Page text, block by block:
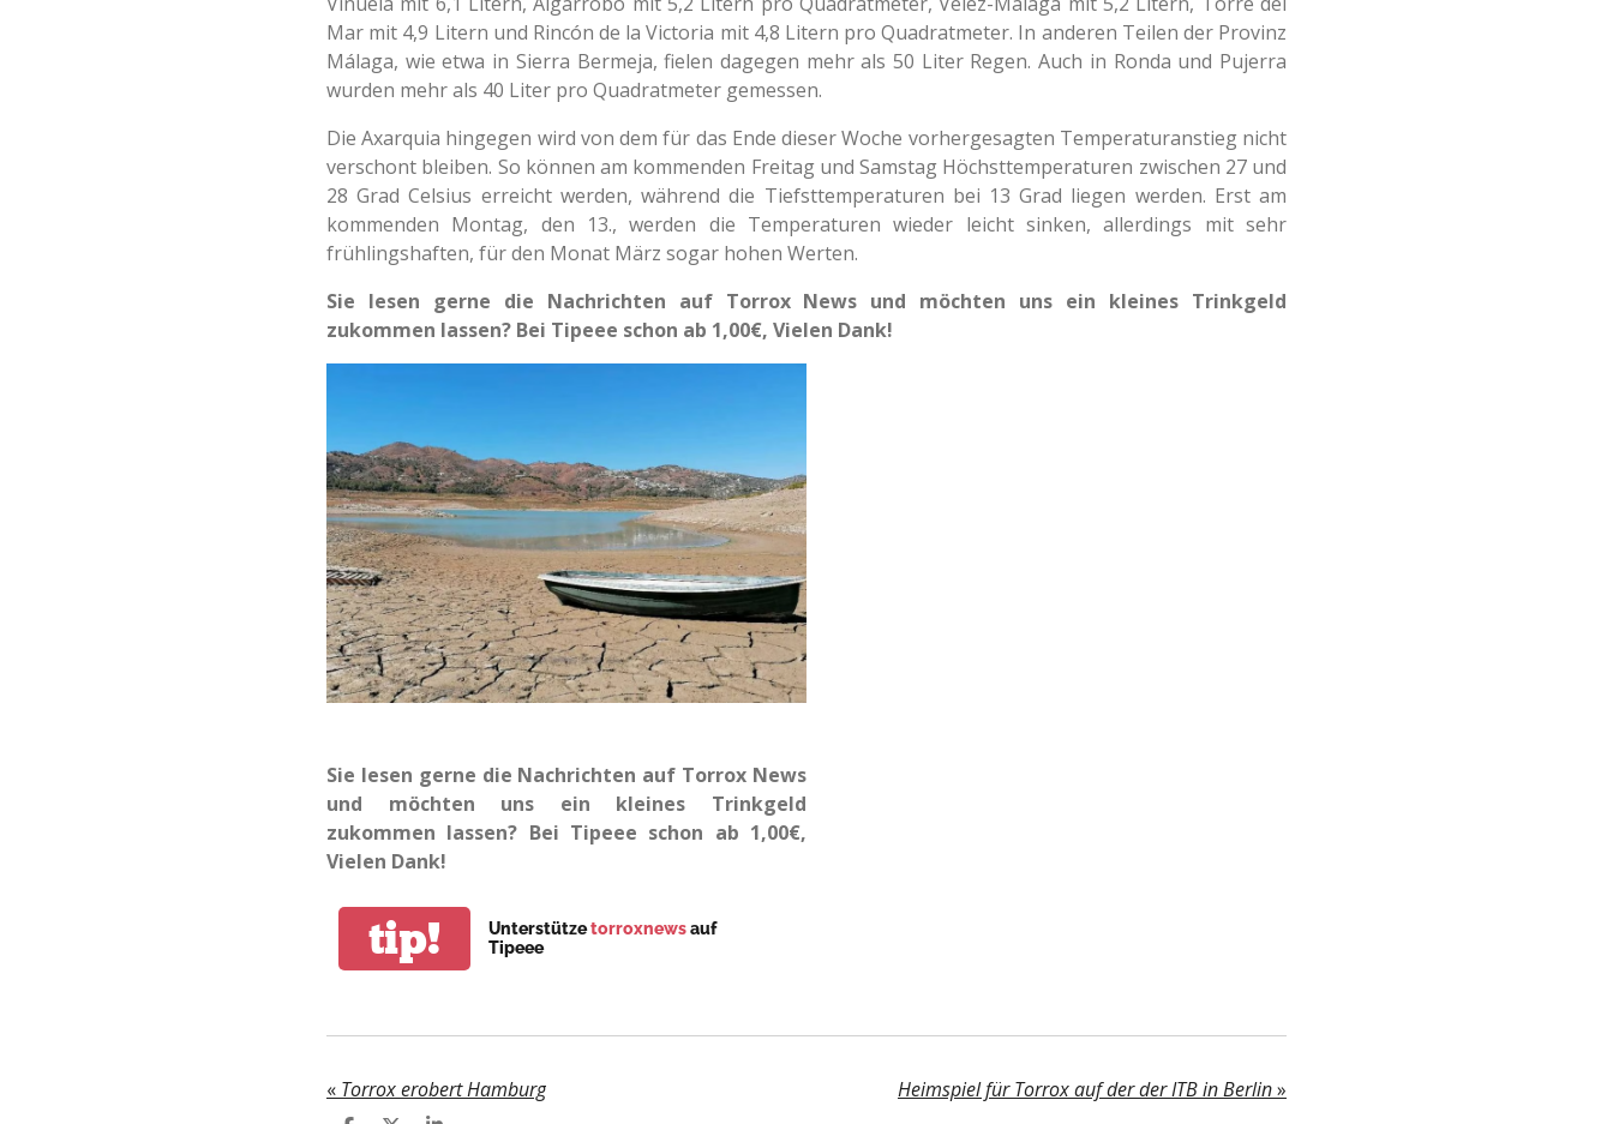
Mar mit 4,9 Litern und Rincón de la Victoria mit 4,8 Litern pro Quadratmeter. In anderen Teilen der Provinz
Málaga, wie etwa in Sierra Bermeja, fielen dagegen mehr als 50 Liter Regen. Auch in Ronda und Pujerra
wurden mehr als 40 Liter pro Quadratmeter gemessen.
Die Axarquia hingegen wird von dem für das Ende dieser Woche vorhergesagten Temperaturanstieg nicht
verschont bleiben. So können am kommenden Freitag und Samstag Höchsttemperaturen zwischen 27 und
28 Grad Celsius erreicht werden, während die Tiefsttemperaturen bei 13 Grad liegen werden. Erst am
kommenden Montag, den 13., werden die Temperaturen wieder leicht sinken, allerdings mit sehr
frühlingshaften, für den Monat März sogar hohen Werten.
Sie lesen gerne die Nachrichten auf Torrox News und möchten uns ein kleines Trinkgeld
zukommen lassen? Bei Tipeee schon ab 1,00€, Vielen Dank!
Sie lesen gerne die Nachrichten auf Torrox News
und möchten uns ein kleines Trinkgeld
zukommen lassen? Bei Tipeee schon ab 1,00€,
Vielen Dank!
tip! Unterstützetorroxnewsauf
Tipeee
« Torrox erobert Hamburg Heimspiel für Torrox auf der der ITB in Berlin»